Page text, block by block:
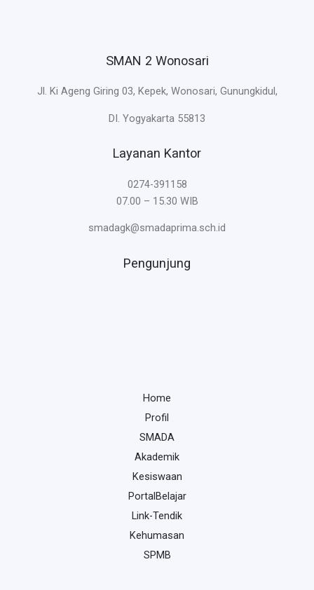
SMAN 2 Wonosari
Jl. Ki Ageng Giring 03, Kepek, Wonosari, Gunungkidul,
DI. Yogyakarta 55813
Layanan Kantor
0274-391158
07.00 – 15.30 WIB
smadagk@smadaprima.sch.id
Pengunjung
Home
Profil
SMADA
Akademik
Kesiswaan
PortalBelajar
Link-Tendik
Kehumasan
SPMB